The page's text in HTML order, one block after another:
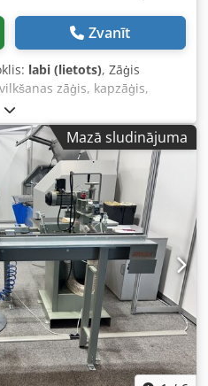
Zvanīt
labi (lietots), Zāģis
zāģis, kapzāģis,
metāla griešanas zāģis,
slīpumu, alumīnija
alumīnija ripzāģis,
kapzāģis, stikla līstu
- Motora jauda: 2 kW -
disks: Ø 350 mm,
90° plakne 430 x 135 mm -
300 x 135 mm -
910/H1200 mm Cjdpfet
ar paleti
Mazā sludinājuma